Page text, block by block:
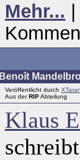
Mehr...
Benoît
Veröffentlicht durch XTaran
Aus derRIPAbteilung
Klaus